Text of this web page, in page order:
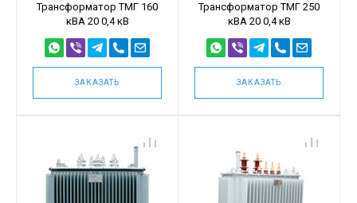
Трансформатор ТМГ 160
кВА 20 0,4 кВ
ЗАКАЗАТЬ
Трансформатор ТМГ 250
кВА 20 0,4 кВ
ЗАКАЗАТЬ